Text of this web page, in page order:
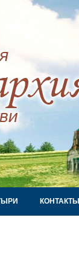
КОНТАКТЫ